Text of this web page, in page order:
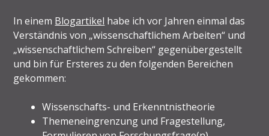
In einem Blogartikel habe ich vor Jahren einmal das
Verständnis von „wissenschaftlichem Arbeiten“ und
„wissenschaftlichem Schreiben“ gegenübergestellt
und bin für Ersteres zu den folgenden Bereichen
gekommen:
Wissenschafts- und Erkenntnistheorie
Themeneingrenzung und Fragestellung,